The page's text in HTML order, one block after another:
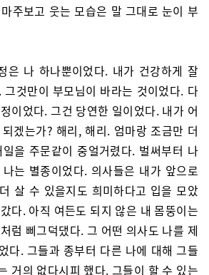
주보고 웃는 모습은 말 그대로 눈이 부
은 나 하나뿐이었다. 내가 건강하게 잘
것만이 부모님이 바라는 것이었다. 다
이었다. 그건 당연한 일이었다. 내가 어
겠는가? 해리, 해리. 엄마랑 조금만 더
을 주문같이 중얼거렸다. 벌써부터 나
는 별종이었다. 의사들은 내가 앞으로
살 수 있을지도 희미하다고 입을 모았
다. 아직 여든도 되지 않은 내 몸뚱이는
럼 삐그덕댔다. 그 어떤 의사도 나를 제
다. 그들과 종부터 다른 나에 대해 그들
거의 없다시피 했다. 그들이 할 수 있는